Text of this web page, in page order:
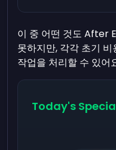
이 중 어떤 것도 After
못하지만, 각각 초기
작업을 처리할 수 있어
Today's